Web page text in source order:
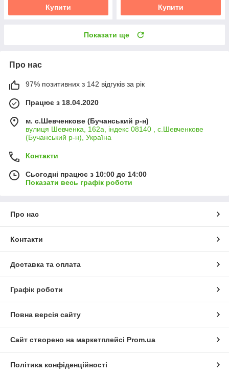
Купити Купити
Показати ще
Про нас
97% позитивних з 142 відгуків за рік
Працює з 18.04.2020
м. с.Шевченкове (Бучанський р-н)
вулиця Шевченка, 162а, індекс 08140 , с.Шевченкове
(Бучанський р-н), Україна
Контакти
Сьогодні працює з 10:00 до 14:00
Показати весь графік роботи
Про нас
Контакти
Доставка та оплата
Графік роботи
Повна версія сайту
Сайт створено на маркетплейсі Prom.ua
Політика конфіденційності